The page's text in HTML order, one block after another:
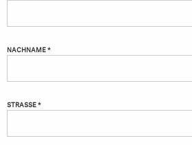
NACHNAME *
STRASSE *